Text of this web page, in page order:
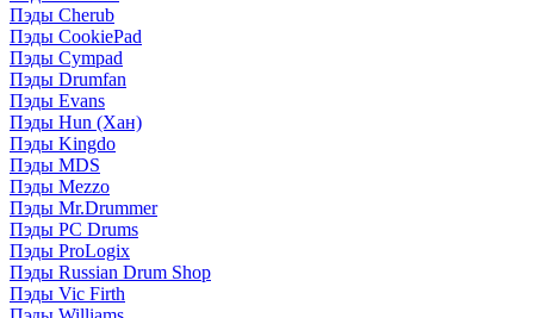
Пэды Cherub
Пэды CookiePad
Пэды Cympad
Пэды Drumfan
Пэды Evans
Пэды Hun (Хан)
Пэды Kingdo
Пэды MDS
Пэды Mezzo
Пэды Mr.Drummer
Пэды PC Drums
Пэды ProLogix
Пэды Russian Drum Shop
Пэды Vic Firth